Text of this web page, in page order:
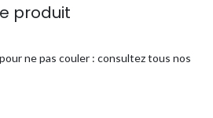
produit
ne pas couler : consultez tous nos